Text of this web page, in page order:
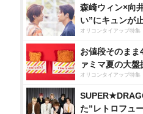
森崎ウィン×向
い”にキュンが
オリコンタイアップ特集
お値段そのまま
ァミマ夏の大盤
オリコンタイアップ特集
た”レトロフュ